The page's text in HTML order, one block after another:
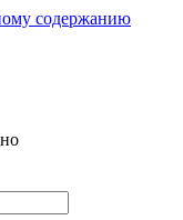
содержанию